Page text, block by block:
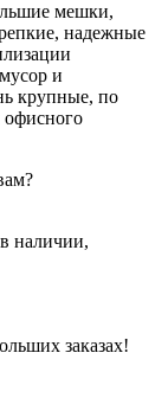
мешки,
надежные
и
крупные, по
офисного
наличии,
заказах!